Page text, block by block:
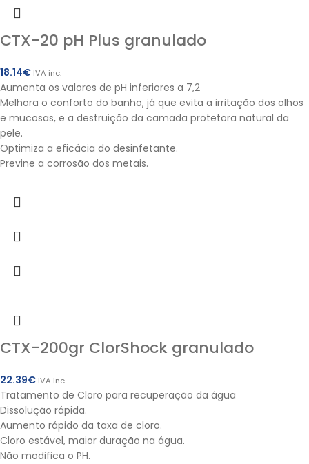
CTX-20 pH Plus granulado
18.14€ IVA inc.
Aumenta os valores de pH inferiores a 7,2
Melhora o conforto do banho, já que evita a irritação dos olhos
e mucosas, e a destruição da camada protetora natural da
pele.
Optimiza a eficácia do desinfetante.
Previne a corrosão dos metais.
CTX-200gr ClorShock granulado
22.39€ IVA inc.
Tratamento de Cloro para recuperação da água
Dissolução rápida.
Aumento rápido da taxa de cloro.
Cloro estável, maior duração na água.
Não modifica o PH.